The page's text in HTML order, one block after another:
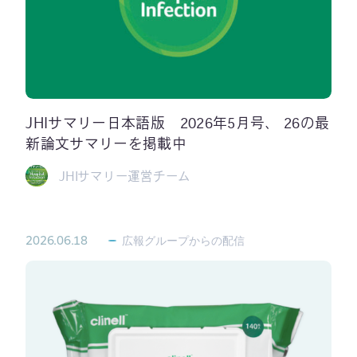
JHIサマリー日本語版 2026年5月号、 26の最
新論文サマリーを掲載中
JHIサマリー運営チーム
2026.06.18 広報グループからの配信